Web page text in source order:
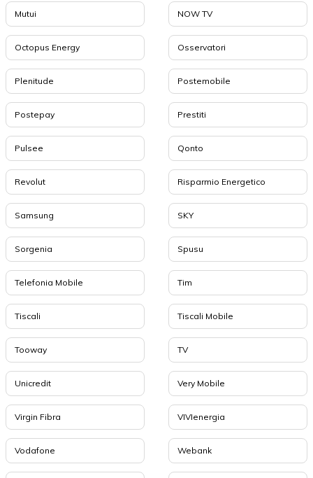
Mutui NOW TV
Octopus Energy Osservatori
Plenitude Postemobile
Postepay Prestiti
Pulsee Qonto
Revolut Risparmio Energetico
Samsung SKY
Sorgenia Spusu
Telefonia Mobile Tim
Tiscali Tiscali Mobile
Tooway TV
Unicredit Very Mobile
Virgin Fibra VIVIenergia
Vodafone Webank